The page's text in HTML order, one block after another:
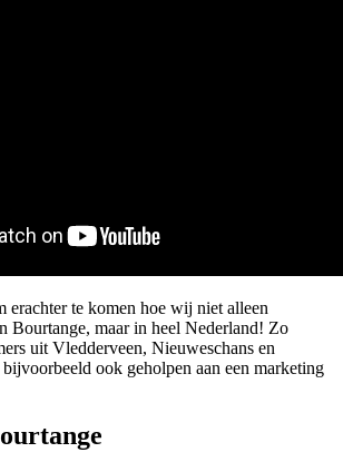
erachter te komen hoe wij niet alleen
Bourtange, maar in heel Nederland! Zo
uit Vledderveen, Nieuweschans en
ook geholpen aan een marketing